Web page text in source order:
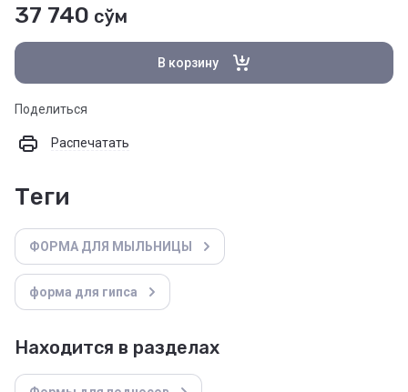
37 740 сўм
В корзину
Поделиться
Распечатать
теги
ФОРМА ДЛЯ МЫЛЬНИЦЫ
форма для гипса
Находится в разделах